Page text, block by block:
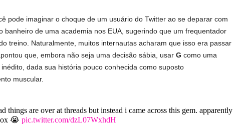
pode imaginar o choque de um usuário do Twitter ao se deparar com
banheiro de uma academia nos EUA, sugerindo que um frequentador
treino. Naturalmente, muitos internautas acharam que isso era passar
que, embora não seja uma decisão sábia, usar G como uma
dada sua história pouco conhecida como suposto
muscular.
things are over at threads but instead i came across this gem. apparently
😭 pic.twitter.com/dzL07WxhdH